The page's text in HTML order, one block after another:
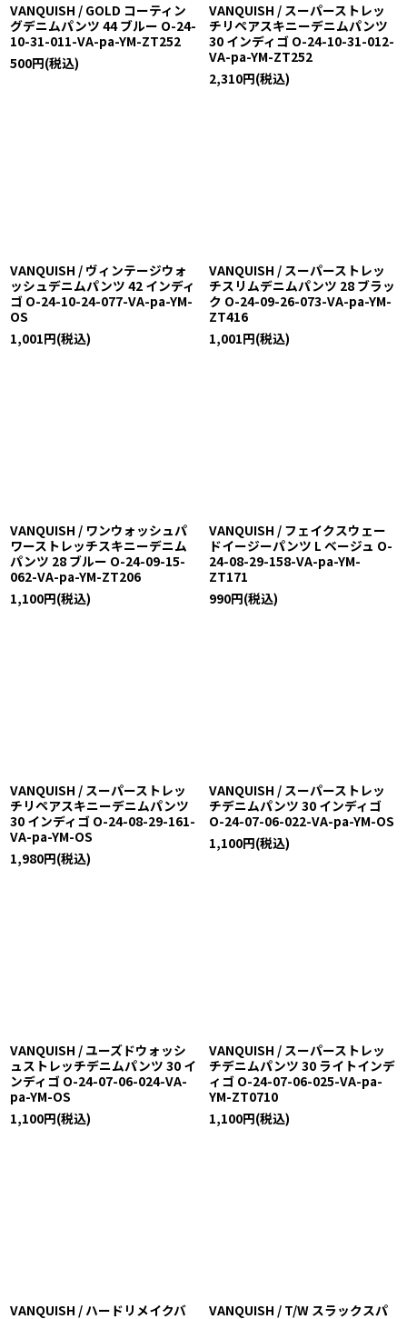
VANQUISH / GOLD コーティン
グデニムパンツ 44 ブルー O-24-
10-31-011-VA-pa-YM-ZT252
500円(税込)
VANQUISH / スーパーストレッ
チリペアスキニーデニムパンツ
30 インディゴ O-24-10-31-012-
VA-pa-YM-ZT252
2,310円(税込)
VANQUISH / ヴィンテージウォ
ッシュデニムパンツ 42 インディ
ゴ O-24-10-24-077-VA-pa-YM-
OS
1,001円(税込)
VANQUISH / スーパーストレッ
チスリムデニムパンツ 28 ブラッ
ク O-24-09-26-073-VA-pa-YM-
ZT416
1,001円(税込)
VANQUISH / ワンウォッシュパ
ワーストレッチスキニーデニム
パンツ 28 ブルー O-24-09-15-
062-VA-pa-YM-ZT206
1,100円(税込)
VANQUISH / フェイクスウェー
ドイージーパンツ L ベージュ O-
24-08-29-158-VA-pa-YM-
ZT171
990円(税込)
VANQUISH / スーパーストレッ
チリペアスキニーデニムパンツ
30 インディゴ O-24-08-29-161-
VA-pa-YM-OS
1,980円(税込)
VANQUISH / スーパーストレッ
チデニムパンツ 30 インディゴ
O-24-07-06-022-VA-pa-YM-OS
1,100円(税込)
VANQUISH / ユーズドウォッシ
ュストレッチデニムパンツ 30 イ
ンディゴ O-24-07-06-024-VA-
pa-YM-OS
1,100円(税込)
VANQUISH / スーパーストレッ
チデニムパンツ 30 ライトインデ
ィゴ O-24-07-06-025-VA-pa-
YM-ZT0710
1,100円(税込)
VANQUISH / ハードリメイクバ
VANQUISH / T/W スラックスパ